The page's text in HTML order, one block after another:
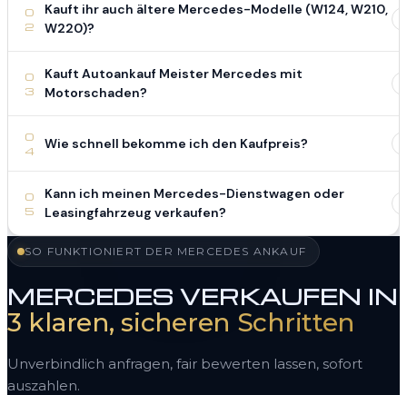
0
2
Kauft ihr auch ältere Mercedes-Modelle (W124, W210,
W220)?
0
3
Kauft Autoankauf Meister Mercedes mit
Motorschaden?
0
4
Wie schnell bekomme ich den Kaufpreis?
0
5
Kann ich meinen Mercedes-Dienstwagen oder
Leasingfahrzeug verkaufen?
SO FUNKTIONIERT DER MERCEDES ANKAUF
MERCEDES VERKAUFEN IN
3 klaren, sicheren Schritten
Unverbindlich anfragen, fair bewerten lassen, sofort
auszahlen.